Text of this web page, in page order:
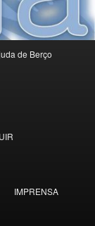
de Berço
IMPRENSA